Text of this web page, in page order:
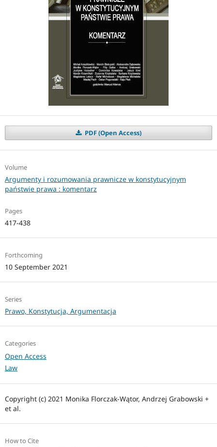
PDF (Open Access)
Volume
Argumenty i rozumowania prawnicze w konstytucyjnym
państwie prawa : komentarz
Pages
417-438
Forthcoming
10 September 2021
Series
Prawo, Konstytucja, Argumentacja
Categories
Open Access
Law
Copyright (c) 2021 Monika Florczak-Wątor, Andrzej Grabowski +
et al.
How to Cite